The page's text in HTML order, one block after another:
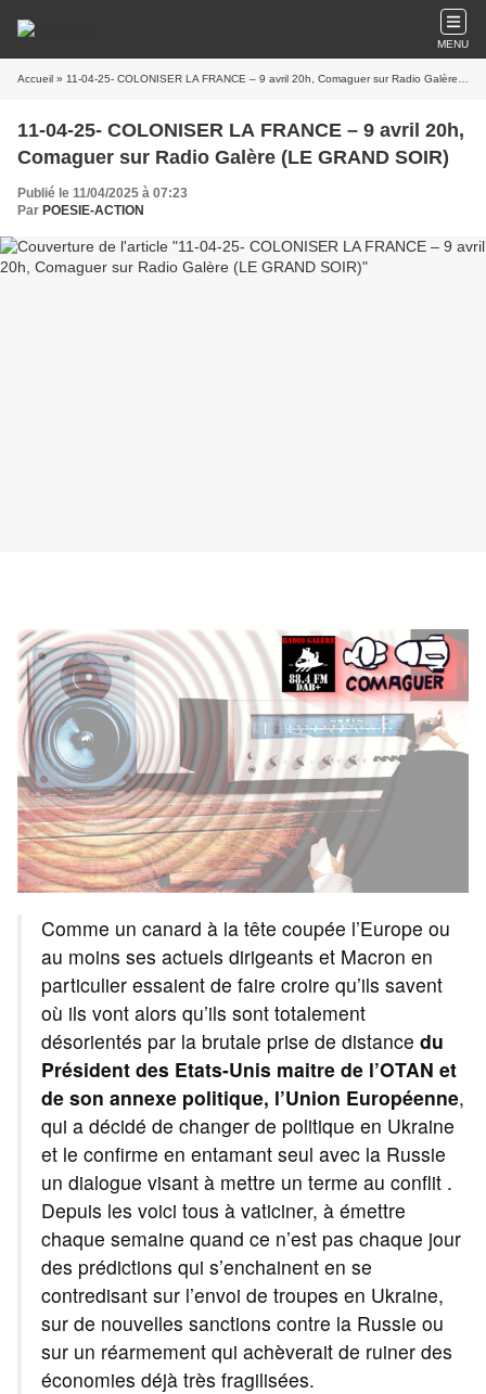
MENU
Accueil » 11-04-25- COLONISER LA FRANCE – 9 avril 20h, Comaguer sur Radio Galère (LE GRAND SOIR)
11-04-25- COLONISER LA FRANCE – 9 avril 20h,
Comaguer sur Radio Galère (LE GRAND SOIR)
Publié le 11/04/2025 à 07:23
Par POESIE-ACTION
Comme un canard à la tête coupée l’Europe ou
au moins ses actuels dirigeants et Macron en
particulier essaient de faire croire qu’ils savent
où ils vont alors qu’ils sont totalement
désorientés par la brutale prise de distance du
Président des Etats-Unis maitre de l’OTAN et
de son annexe politique, l’Union Européenne,
qui a décidé de changer de politique en Ukraine
et le confirme en entamant seul avec la Russie
un dialogue visant à mettre un terme au conflit .
Depuis les voici tous à vaticiner, à émettre
chaque semaine quand ce n’est pas chaque jour
des prédictions qui s’enchainent en se
contredisant sur l’envoi de troupes en Ukraine,
sur de nouvelles sanctions contre la Russie ou
sur un réarmement qui achèverait de ruiner des
économies déjà très fragilisées.